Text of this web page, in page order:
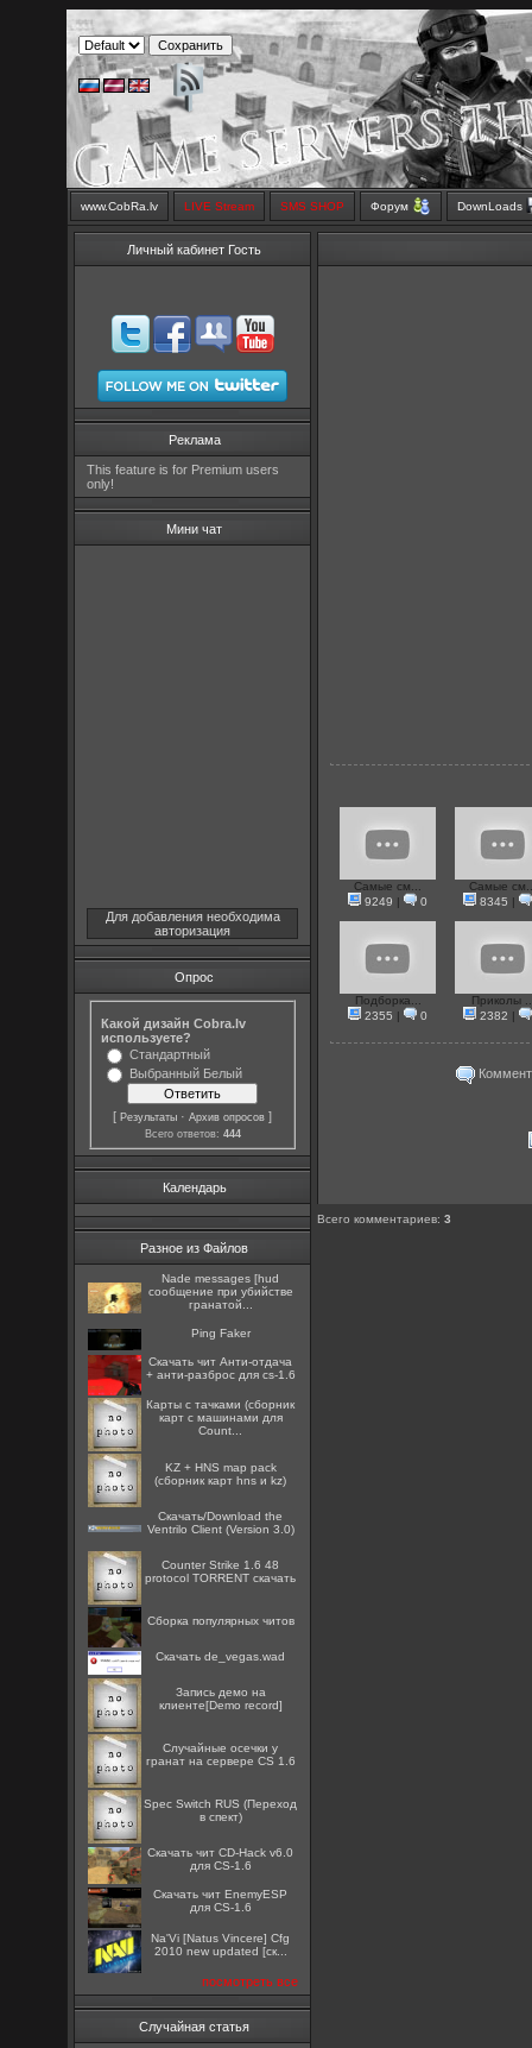
www.CobRa.lv LIVE Stream SMS SHOP Форум DownLoads
Личный кабинет Гость
Реклама
This feature is for Premium users
only!
Мини чат
Для добавления необходима
авторизация
Опрос
Какой дизайн Cobra.lv
используете?
Стандартный
Выбранный Белый
[Результаты ·Архив опросов ]
Всего ответов: 444
Календарь
Разное из Файлов
Nade messages [hud
сообщение при убийстве
гранатой...
Ping Faker
Скачать чит Анти-отдача
+ анти-разброс для cs-1.6
Карты с тачками (сборник
карт с машинами для
Count...
KZ + HNS map pack
(сборник карт hns и kz)
Скачать/Download the
Ventrilo Client (Version 3.0)
Counter Strike 1.6 48
protocol TORRENT скачать
Сборка популярных читов
Скачать de_vegas.wad
Запись демо на
клиенте[Demo record]
Случайные осечки у
гранат на сервере CS 1.6
Spec Switch RUS (Переход
в спект)
Скачать чит CD-Hack v6.0
для CS-1.6
Скачать чит EnemyESP
для CS-1.6
Na'Vi [Natus Vincere] Cfg
2010 new updated [ск...
посмотреть все
Случайная статья
Самые см...
9249 | 0
Самые
8345 |
Подборка...
2355 | 0
Приколы
2382 |
Всего комментариев:3